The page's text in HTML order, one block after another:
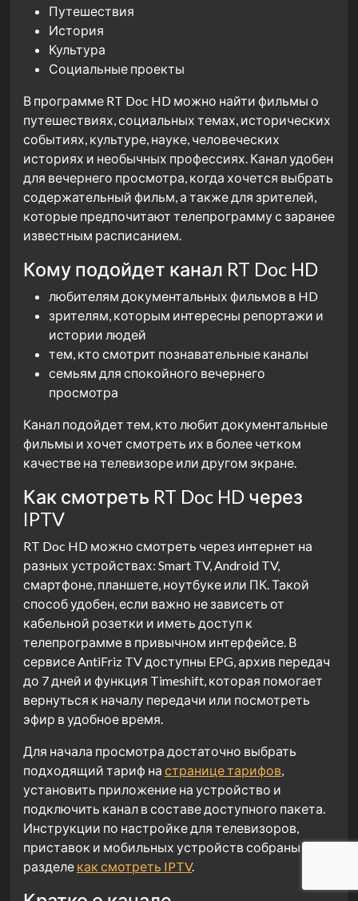
Путешествия
История
Культура
Социальные проекты
В программе RT Doc HD можно найти фильмы о
путешествиях, социальных темах, исторических
событиях, культуре, науке, человеческих
историях и необычных профессиях. Канал удобен
для вечернего просмотра, когда хочется выбрать
содержательный фильм, а также для зрителей,
которые предпочитают телепрограмму с заранее
известным расписанием.
Кому подойдет канал RT Doc HD
любителям документальных фильмов в HD
зрителям, которым интересны репортажи и
истории людей
тем, кто смотрит познавательные каналы
семьям для спокойного вечернего
просмотра
Канал подойдет тем, кто любит документальные
фильмы и хочет смотреть их в более четком
качестве на телевизоре или другом экране.
Как смотреть RT Doc HD через
IPTV
RT Doc HD можно смотреть через интернет на
разных устройствах: Smart TV, Android TV,
смартфоне, планшете, ноутбуке или ПК. Такой
способ удобен, если важно не зависеть от
кабельной розетки и иметь доступ к
телепрограмме в привычном интерфейсе. В
сервисе AntiFriz TV доступны EPG, архив передач
до 7 дней и функция Timeshift, которая помогает
вернуться к началу передачи или посмотреть
эфир в удобное время.
Для начала просмотра достаточно выбрать
подходящий тариф на странице тарифов,
установить приложение на устройство и
подключить канал в составе доступного пакета.
Инструкции по настройке для телевизоров,
приставок и мобильных устройств собраны в
разделе как смотреть IPTV.